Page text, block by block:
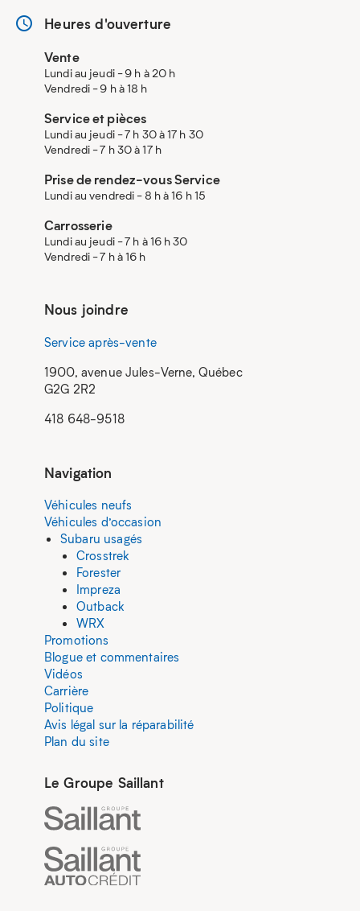
Heures d'ouverture
Vente
Lundi au jeudi - 9 h à 20 h
Vendredi - 9 h à 18 h
Service et pièces
Lundi au jeudi - 7 h 30 à 17 h 30
Vendredi - 7 h 30 à 17 h
Prise de rendez-vous Service
Lundi au vendredi - 8 h à 16 h 15
Carrosserie
Lundi au jeudi - 7 h à 16 h 30
Vendredi - 7 h à 16 h
Nous joindre
Service après-vente
1900, avenue Jules-Verne, Québec
G2G 2R2
418 648-9518
Navigation
Véhicules neufs
Véhicules d’occasion
Subaru usagés
Crosstrek
Forester
Impreza
Outback
WRX
Promotions
Blogue et commentaires
Vidéos
Carrière
Politique
Avis légal sur la réparabilité
Plan du site
Le Groupe Saillant